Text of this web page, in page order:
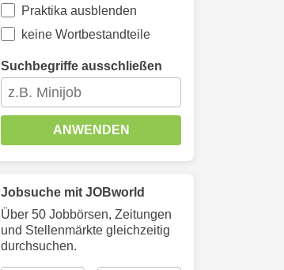
Praktika ausblenden
keine Wortbestandteile
Suchbegriffe ausschließen
ANWENDEN
Jobsuche mit JOBworld
Über 50 Jobbörsen, Zeitungen
und Stellenmärkte gleichzeitig
durchsuchen.